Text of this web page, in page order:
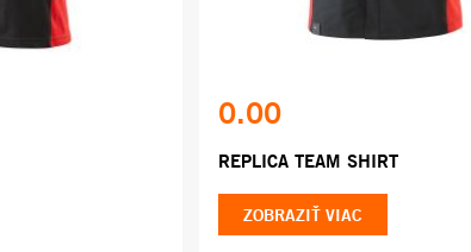
0.00
REPLICA TEAM SHIRT
ZOBRAZIŤ VIAC